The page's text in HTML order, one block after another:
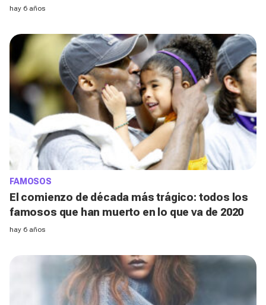
hay 6 años
FAMOSOS
El comienzo de década más trágico: todos los
famosos que han muerto en lo que va de 2020
hay 6 años